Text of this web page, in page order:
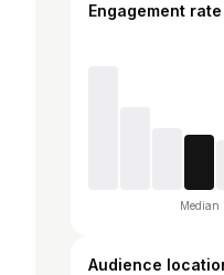
Engagement
Median
Audience